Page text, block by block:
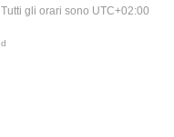
Tutti gli orari sono UTC+02:00